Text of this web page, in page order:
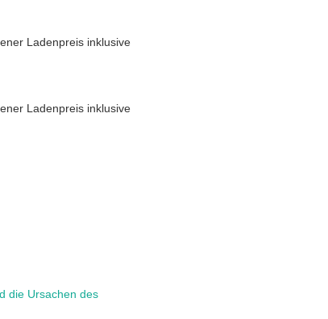
Ladenpreis inklusive
Ladenpreis inklusive
die Ursachen des